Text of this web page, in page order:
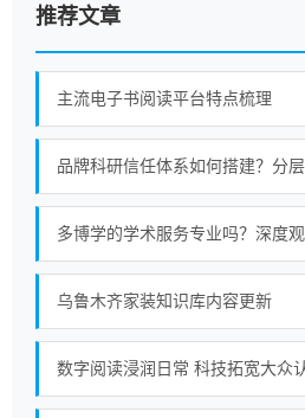
推荐文章
主流电子书阅读平台特点梳理
多博学的学术服务专业吗？深度
乌鲁木齐家装知识库内容更新
数字阅读浸润日常 科技拓宽大众